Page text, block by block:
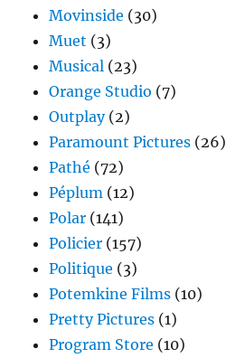
Movinside (30)
Muet (3)
Musical (23)
Orange Studio (7)
Outplay(2)
Paramount Pictures (26)
Pathé (72)
Péplum (12)
Polar (141)
Policier (157)
Politique (3)
Potemkine Films (10)
Pretty Pictures (1)
Program Store (10)